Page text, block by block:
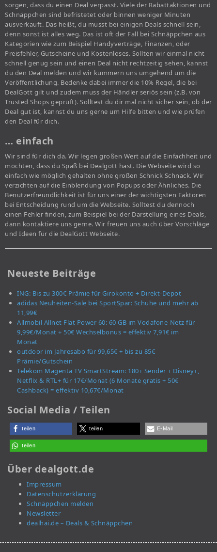
sorgen, dass du einen Deal verpasst. Viele der Rabattaktionen und
Schnäppchen sind befristetet oder binnen weniger Minuten
ausverkauft. Das heißt, du musst bei einigen Deals schnell sein,
denn sonst ist alles weg. Das ist oft der Fall bei Schnäppchen aus
Kategorien wie zum Beispiel Handyverträge, Finanzen, oder
Preisfehler, Gutscheine und Kostenloses. Sollten wir einmal nicht
schnell genug sein und einen Deal nicht rechtzeitig sehen, kannst
du den Deal melden und wir kümmern uns umgehend um die
Veröffentlichung. Bedenke dabei immer die 10% Regel, die bei
DealGott gilt und zudem muss der Händler seriös sein (z.B. von
Trusted Shops geprüft). Solltest du dir mal nicht sicher sein, ob der
Deal gut ist, kannst du uns gerne um Hilfe bitten und wie prüfen
den Deal für dich.
… einfach
Wir sind für dich da. Wir legen großen Wert auf die Einfachheit und
möchten, dass du Spaß bei Dealgott hast. Die Webseite wird so
einfach wie möglich gehalten ohne großen Schnick Schnack. Wir
verzichten auf die Einblendung von Popups oder Ähnliches. Die
Benutzerfreundlichkeit ist für uns einer der wichtigsten Faktoren
bei Entscheidung rund um die Webseite. Solltest du dennoch
einen Fehler finden, zum Beispiel bei der Darstellung eines Deals,
dann kontaktiere uns gerne. Wir freuen uns auch über Vorschläge
und Ideen für die DealGott Webseite.
Neueste Beiträge
ING: Bis zu 300€ Prämie für Girokonto + Direkt-Depot
adidas Neuheiten-Sale bei SportSpar: Schuhe und mehr ab
11,99€
Allmobil Allnet Flat Power 60: 60 GB im Vodafone-Netz für
9,99€/Monat + 50€ Wechselbonus = effektiv 7,91€ im
Monat
outdoor im Jahresabo für 99,65€ + bis zu 85€
Prämie/Gutschein
Telekom Magenta TV SmartStream: 180+ Sender + Disney+,
Netflix & RTL+ für 17€/Monat (6 Monate gratis + 50€
Cashback) = effektiv 10,67€/Monat
Social Media / Teilen
teilen teilen E-Mail
teilen
Über dealgott.de
Impressum
Datenschutzerklärung
Schnäppchen melden
Newsletter
dealhai.de – Deals & Schnäppchen